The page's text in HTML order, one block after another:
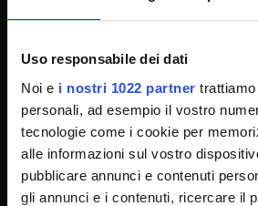
Uso responsabile dei dati
Noi e i nostri 1022 partner
personali, ad esempio il vostro
tecnologie come i cookie per
alle informazioni sul vostro
pubblicare annunci e contenuti
gli annunci e i contenuti, ricercare il
Atti di notifica
Privacy
Cookie